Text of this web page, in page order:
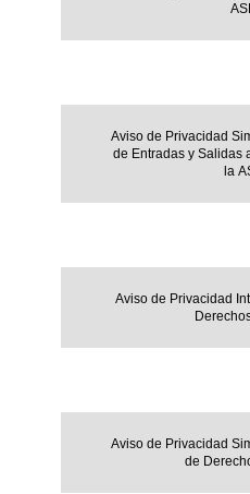
Aviso de Privacidad
de Entradas y Salidas
la
Aviso de Privacidad
Aviso de Privacidad
de